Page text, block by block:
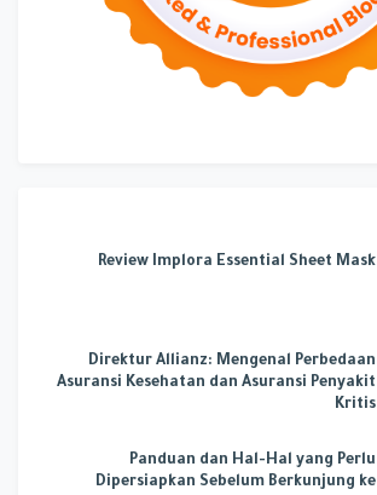
Review Implora Essential Sheet Mask
Direktur Allianz: Mengenal Perbedaan
Asuransi Kesehatan dan Asuransi Penyakit
Kritis
Panduan dan Hal-Hal yang Perlu
Dipersiapkan Sebelum Berkunjung ke